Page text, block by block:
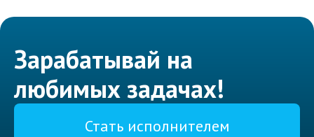
Зарабатывай на
любимых задачах!
Стать исполнителем